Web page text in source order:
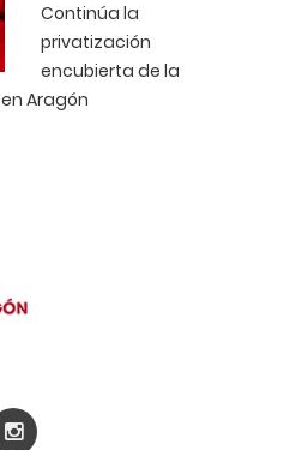
Continúa la
privatización
encubierta de la
Aragón